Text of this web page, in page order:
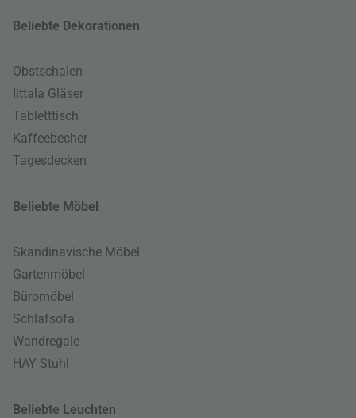
Beliebte Dekorationen
Obstschalen
Iittala Gläser
Tabletttisch
Kaffeebecher
Tagesdecken
Beliebte Möbel
Skandinavische Möbel
Gartenmöbel
Büromöbel
Schlafsofa
Wandregale
HAY Stuhl
Beliebte Leuchten